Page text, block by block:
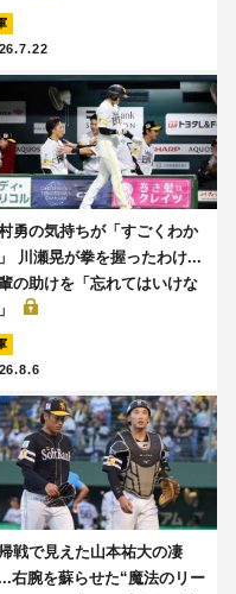
勇の気持ちが「すごくわか
川瀬晃が拳を握ったわけ...
の助けを「忘れてはいけな
戦で見えた山本祐大の凄
右腕を蘇らせた“魔法のリー